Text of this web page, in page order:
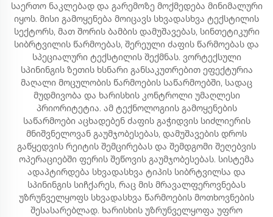
საერთო ნაკლებად და გარემოზე მოქმედება მინიმალური
იყოს. მისი გამოყენება მოიცავს სხვადასხვა ტექსტილის
სექტორს, მათ შორის ბამბის დამუშავებას, სინთეტიკური
სიბრტვილის წარმოებას, შერეული ძაფის წარმოებას და
სპეციალური ტექსტილის შექმნას. ვორტექსული
სპინინგის ზეთის ხსნარი განსაკუთრებით ეფექტურია
მაღალი მოცულობის წარმოების საწარმოებში, სადაც
მუდმივობა და ხარისხის კონტროლი უმაღლესი
პრიორიტეტია. ამ ტექნოლოგიის გამოყენების
საწარმოები აცხადებენ ძაფის გაჭიდვის სიძლიერის
მნიშვნელოვან გაუმჯობესებას, დამუშავების დროს
გაწყედვის რეიტის შემცირებას და შემდგომი შეღებვის
ოპერაციებში ფერის შეწოვის გაუმჯობესებას. სისტემა
ადაპტირდება სხვადასხვა ტიპის სიბრტვილსა და
სპინინგის სიჩქარეს, რაც მის მრავალფეროვნებას
უზრუნველყოფს სხვადასხვა წარმოების მოთხოვნების
შესასარებლად. ხარისხის უზრუნველყოფა უფრო